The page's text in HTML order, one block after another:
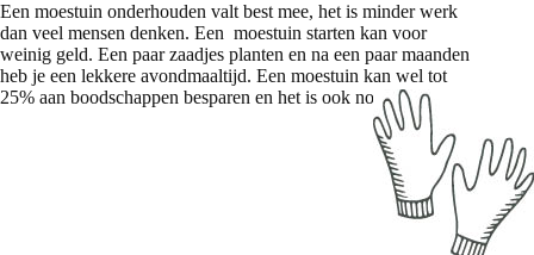
Een moestuin onderhouden valt best mee, het is minder werk
dan veel mensen denken. Een moestuin starten kan voor
weinig geld. Een paar zaadjes planten en na een paar maanden
heb je een lekkere avondmaaltijd. Een moestuin kan wel tot
25% aan boodschappen besparen en het is ook nog biologisch.